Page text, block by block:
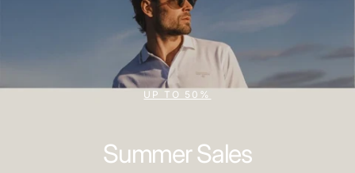
UP TO 50%
Summer Sales